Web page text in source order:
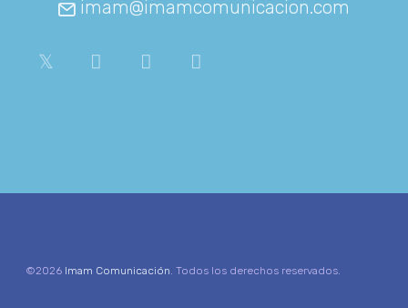
imam@imamcomunicacion.com
©2026 Imam Comunicación. Todos los derechos reservados.